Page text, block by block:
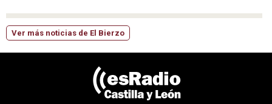
Ver más noticias de El Bierzo